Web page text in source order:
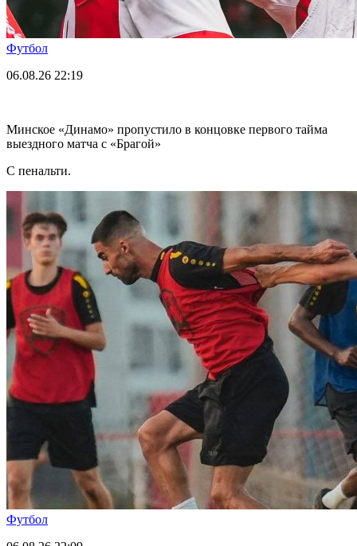
Футбол
06.08.26 22:19
Минское «Динамо» пропустило в концовке первого тайма
выездного матча с «Брагой»
С пенальти.
Футбол